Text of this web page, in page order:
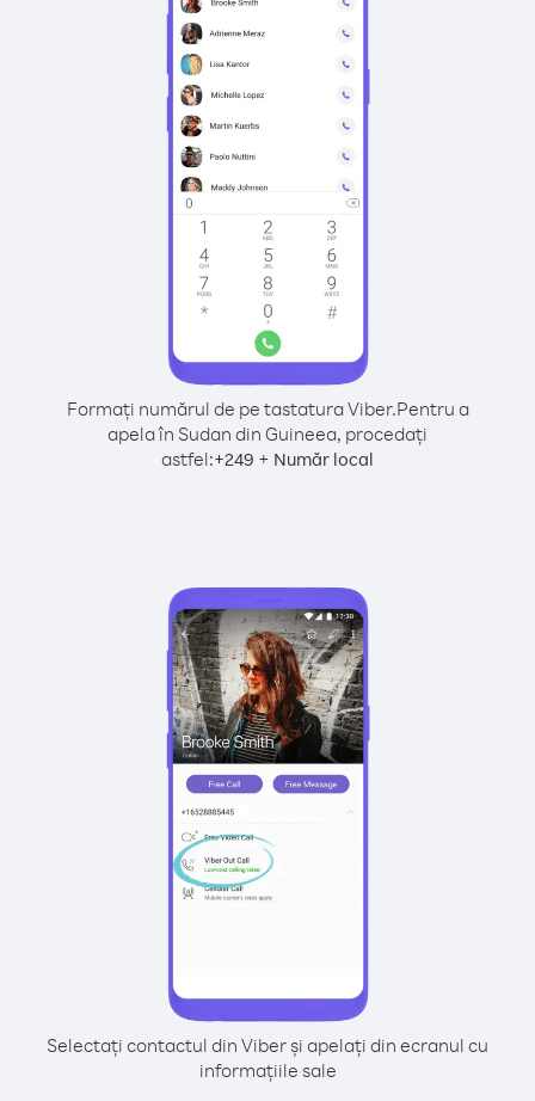
Formați numărul de pe tastatura Viber.Pentru a
apela în Sudan din Guineea, procedați
astfel:+249 + Număr local
Selectați contactul din Viber și apelați din ecranul cu
informațiile sale